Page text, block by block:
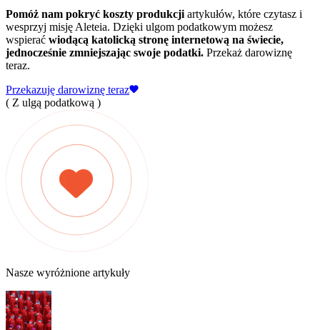
Pomóż nam pokryć koszty produkcji artykułów, które czytasz i
wesprzyj misję Aleteia. Dzięki ulgom podatkowym możesz
wspierać wiodącą katolicką stronę internetową na świecie,
jednocześnie zmniejszając swoje podatki. Przekaż darowiznę
teraz.
Przekazuję darowiznę teraz
( Z ulgą podatkową )
Nasze wyróżnione artykuły